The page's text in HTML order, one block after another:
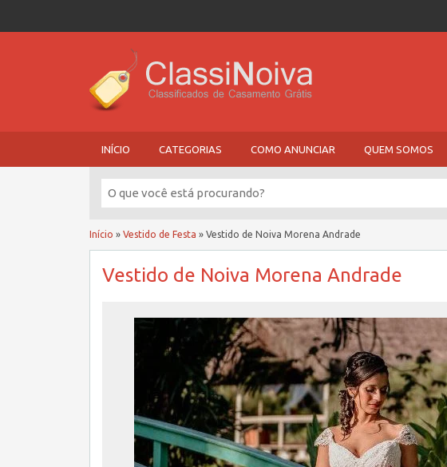
INÍCIO CATEGORIAS COMO ANUNCIAR QUEM SOMOS
Início » Vestido de Festa » Vestido de Noiva Morena Andrade
Vestido de Noiva Morena Andrade